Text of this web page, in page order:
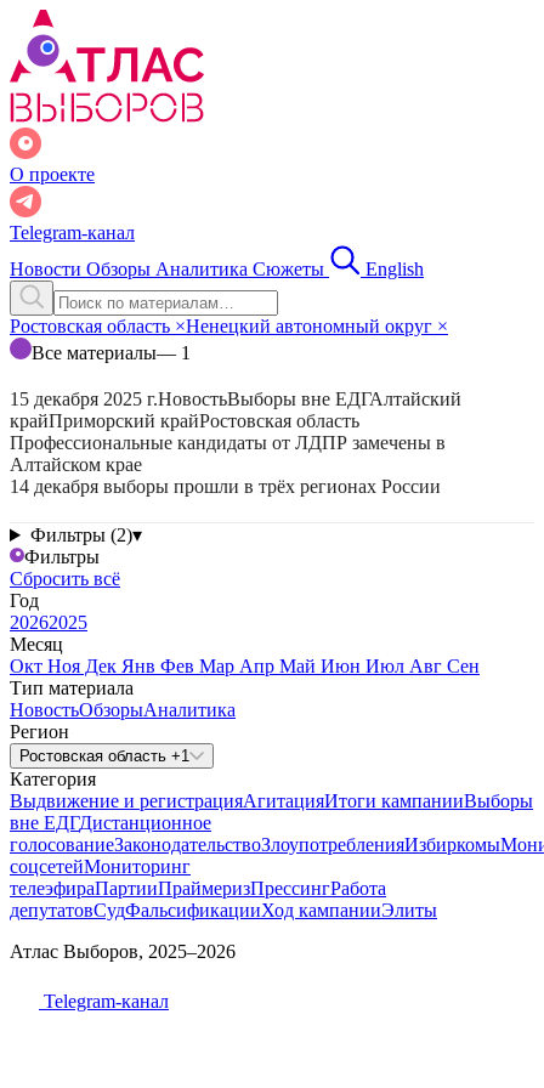
О проекте
Telegram-канал
Новости Обзоры Аналитика Сюжеты English
Ростовская область ×Ненецкий автономный округ ×
Все материалы— 1
15 декабря 2025 г.НовостьВыборы вне ЕДГАлтайский
крайПриморский крайРостовская область
Профессиональные кандидаты от ЛДПР замечены в
Алтайском крае
14 декабря выборы прошли в трёх регионах России
Фильтры (2)▾
Фильтры
Сбросить всё
Год
20262025
Месяц
Окт Ноя Дек Янв Фев Мар Апр Май Июн Июл Авг Сен
Тип материала
НовостьОбзорыАналитика
Регион
Ростовская область +1
Категория
Выдвижение и регистрацияАгитацияИтоги кампанииВыборы
вне ЕДГДистанционное
голосованиеЗаконодательствоЗлоупотребленияИзбиркомы
соцсетейМониторинг
телеэфираПартииПраймеризПрессингРабота
депутатовСудФальсификацииХод кампанииЭлиты
Атлас Выборов, 2025–2026
Telegram-канал